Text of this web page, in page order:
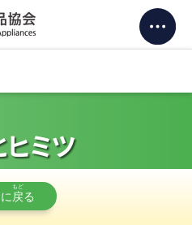
ミツ
戻る